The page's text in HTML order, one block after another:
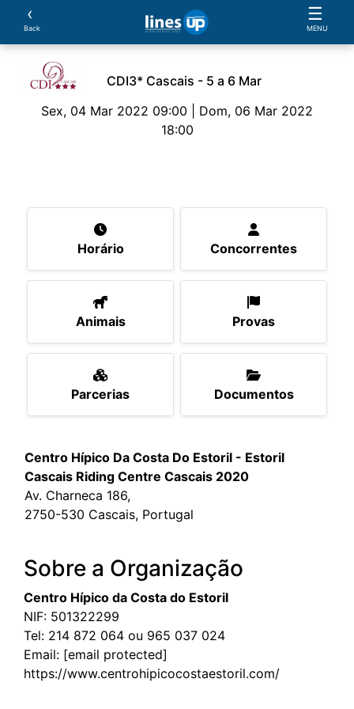
‹
Back
☰
MENU
CDI3* Cascais - 5 a 6 Mar
Sex, 04 Mar 2022 09:00 | Dom, 06 Mar 2022
18:00
Horário Concorrentes
Animais Provas
Parcerias Documentos
Centro Hípico Da Costa Do Estoril - Estoril
Cascais Riding Centre Cascais 2020
Av. Charneca 186,
2750-530 Cascais, Portugal
Sobre a Organização
Centro Hípico da Costa do Estoril
NIF: 501322299
Tel: 214 872 064 ou 965 037 024
Email: [email protected]
https://www.centrohipicocostaestoril.com/